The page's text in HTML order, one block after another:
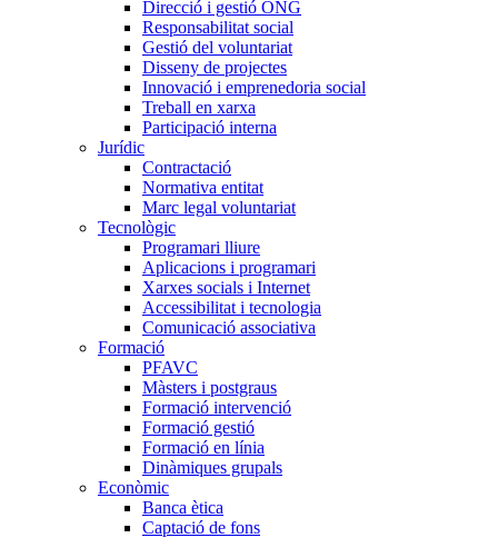
Direcció i gestió ONG
Responsabilitat social
Gestió del voluntariat
Disseny de projectes
Innovació i emprenedoria social
Treball en xarxa
Participació interna
Jurídic
Contractació
Normativa entitat
Marc legal voluntariat
Tecnològic
Programari lliure
Aplicacions i programari
Xarxes socials i Internet
Accessibilitat i tecnologia
Comunicació associativa
Formació
PFAVC
Màsters i postgraus
Formació intervenció
Formació gestió
Formació en línia
Dinàmiques grupals
Econòmic
Banca ètica
Captació de fons